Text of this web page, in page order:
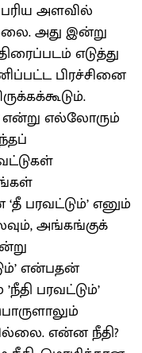
அளவில்
அது இன்று
எடுத்து
பிரச்சினை
எல்லோரும்
எனும்
அங்கங்குக்
என்பதன்
பரவட்டும்’
என்ன நீதி?